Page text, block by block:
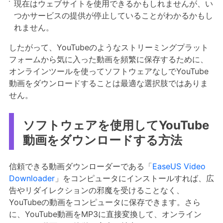
現在はウェブサイトを使用できるかもしれませんが、い
つかサービスの提供が停止していることがわかるかもし
れません。
したがって、YouTubeのようなストリーミングプラット
フォームから気に入った動画を頻繁に保存するために、
オンラインツールを使ってソフトウェアなしでYouTube
動画をダウンロードすることは最適な選択肢ではありま
せん。
ソフトウェアを使用してYouTube
動画をダウンロードする方法
信頼できる動画ダウンローダーである「EaseUS Video
Downloader」をコンピュータにインストールすれば、広
告やリダイレクションの邪魔を受けることなく、
YouTubeの動画をコンピュータに保存できます。さら
に、YouTube動画をMP3に直接変換して、オンライン